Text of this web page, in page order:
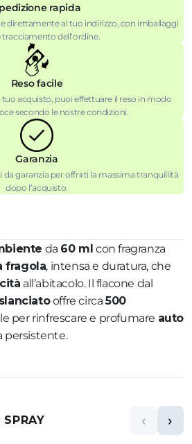
rapida
direttamente al tuo indirizzo, con imballaggi
tracciamento dell’ordine.
Reso facile
tuo acquisto, puoi effettuare il reso in modo
secondo le nostre condizioni.
Garanzia
garanzia per offrirti la massima tranquillità
dopo l’acquisto.
da 60 ml con fragranza
fragola, intensa e duratura, che
all’abitacolo. Il flacone dal
offre circa500
per rinfrescare e profumare auto
persistente.
‹ ›